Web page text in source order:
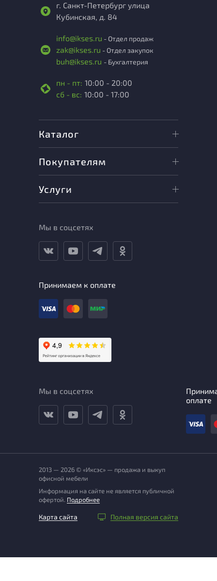
г. Санкт-Петербург улица
Кубинская, д. 84
info@ikses.ru - Отдел продаж
zak@ikses.ru - Отдел закупок
buh@ikses.ru - Бухгалтерия
пн - пт: 10:00 - 20:00
сб - вс: 10:00 - 17:00
Каталог
Покупателям
Услуги
Мы в соцсетях
Принимаем к оплате
Мы в соцсетях
оплате
2013 — 2026 © «Иксэс» — продажа и выкуп
офисной мебели
Информация на сайте не является публичной
офертой. Подробнее
Карта сайта Полная версия сайта